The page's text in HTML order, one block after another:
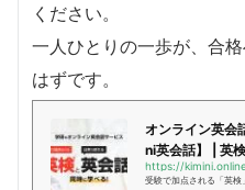
ください。
一人ひとりの一歩が、合
はずです。
オンライン英会
ni英会話】 | 英検
https://
受験で加点される「英検